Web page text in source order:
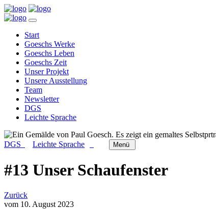
Start
Goeschs Werke
Goeschs Leben
Goeschs Zeit
Unser Projekt
Unsere Ausstellung
Team
Newsletter
DGS
Leichte Sprache
DGS Leichte Sprache Menü
#13 Unser Schaufenster
Zurück
vom 10. August 2023